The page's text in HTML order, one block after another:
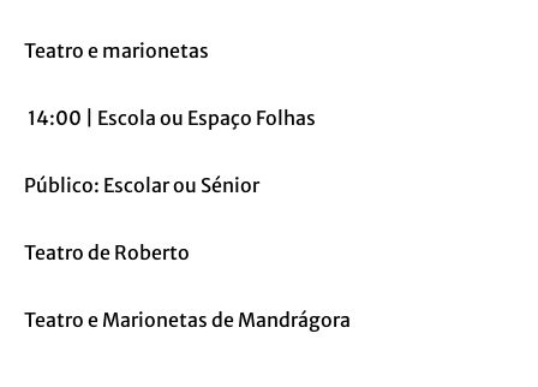
Teatro e marionetas
14:00 | Escola ou Espaço Folhas
Público: Escolar ou Sénior
Teatro de Roberto
Teatro e Marionetas de Mandrágora